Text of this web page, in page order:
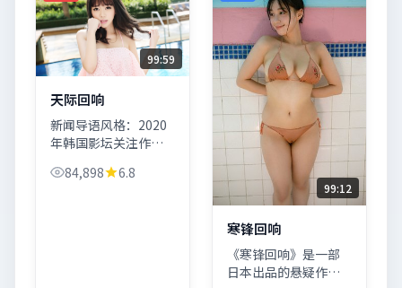
99:59
天际回响
新闻导语风格：2020
年韩国影坛关注作品
以悬疑类型切入公共
84,898 6.8
99:12
寒锋回响
《寒锋回响》是一部
日本出品的悬疑作品